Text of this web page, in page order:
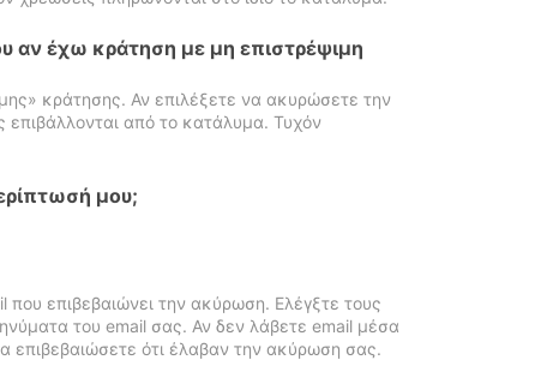
έχω κράτηση με μη επιστρέψιμη
κράτησης. Αν επιλέξετε να ακυρώσετε την
από το κατάλυμα. Τυχόν
μου;
επιβεβαιώνει την ακύρωση. Ελέγξτε τους
του email σας. Αν δεν λάβετε email μέσα
ότι έλαβαν την ακύρωση σας.